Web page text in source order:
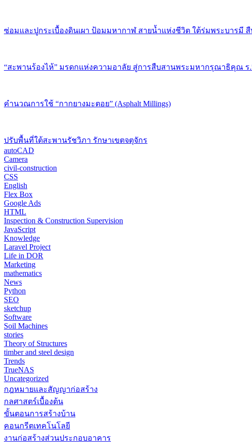
ซ่อมและปูกระเบื้องดินเผา ป้อมมหากาฬ สายน้ำแห่งชีวิต ใต้ร่มพระบารมี
“สะพานร้องไห้” มรดกแห่งความอาลัย สู่การสืบสานพระมหากรุณาธิคุณ ร
คำนวณการใช้ “กากยางมะตอย” (Asphalt Millings)
ปรับพื้นที่ใต้สะพานรัชวิภา รักษาเขตจตุจักร
autoCAD
Camera
civil-construction
CSS
English
Flex Box
Google Ads
HTML
Inspection & Construction Supervision
JavaScript
Knowledge
Laravel Project
Life in DOR
Marketing
mathematics
News
Python
SEO
sketchup
Software
Soil Machines
stories
Theory of Structures
timber and steel design
Trends
TrueNAS
Uncategorized
กฎหมายและสัญญาก่อสร้าง
กลศาสตร์เบื้องต้น
ขั้นตอนการสร้างบ้าน
คอนกรีตเทคโนโลยี
งานก่อสร้างส่วนประกอบอาคาร